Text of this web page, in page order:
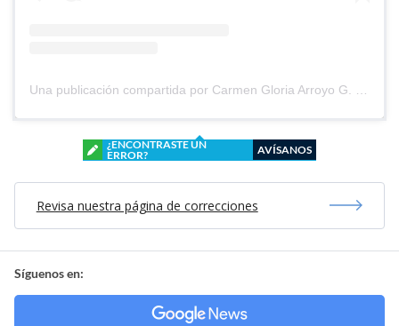
¿ENCONTRASTE UN
ERROR?
AVÍSANOS
Revisa nuestra página de correcciones
Síguenos en: